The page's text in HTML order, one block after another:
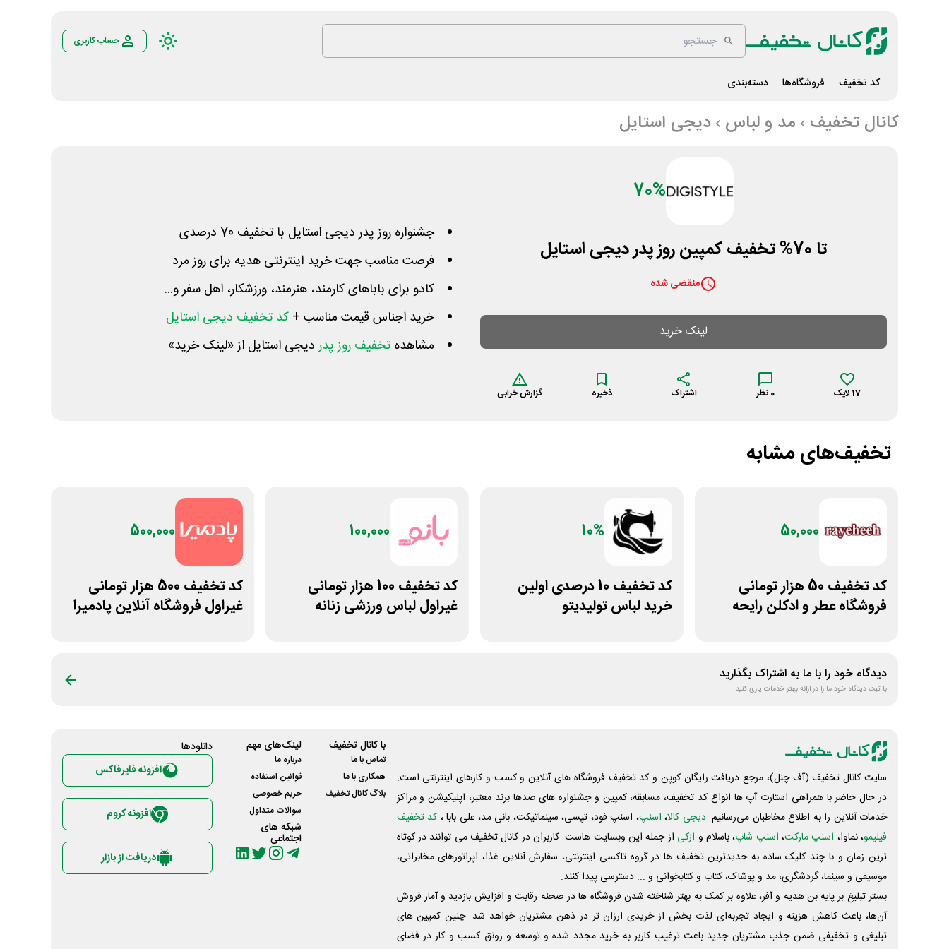
حساب کاربری
کد تخفیف فروشگاه‌ها دسته‌بندی
کانال تخفیف مد و لباس دیجی استایل
70%
تا 70% تخفیف کمپین روز پدر دیجی استایل
منقضی شده
لینک خرید
17 لایک 0 نظر اشتراک ذخیره گزارش خرابی
جشنواره روز پدر دیجی استایل با تخفیف 70 درصدی
فرصت مناسب جهت خرید اینترنتی هدیه برای روز مرد
کادو برای باباهای کارمند، هنرمند، ورزشکار، اهل سفر و...
خرید اجناس قیمت مناسب + کد تخفیف دیجی استایل
مشاهده تخفیف روز پدردیجی استایل از «لینک خرید»
تخفیف‌های مشابه
50,000
کد تخفیف 50 هزار تومانی
فروشگاه عطر و ادکلن رایحه
10%
کد تخفیف 10 درصدی اولین
خرید لباس تولیدیتو
100,000
کد تخفیف 100 هزار تومانی
غیراول لباس ورزشی زنانه
500,000
کد تخفیف 500 هزار تومانی
غیراول فروشگاه آنلاین پادمیرا
دیدگاه خود را با ما به اشتراک بگذارید
با ثبت دیدگاه خود ما را در ارائه بهتر خدمات یاری کنید
سایت کانال تخفیف (آف چنل)، مرجع دریافت رایگان کوپن و کد تخفیف فروشگاه های آنلاین و کسب و‌ کارهای اینترنتی است.
در حال حاضر با همراهی استارت آپ ها انواع کد تخفیف، مسابقه، کمپین و جشنواره های صدها برند معتبر، اپلیکیشن و مراکز
خدمات آنلاین را به اطلاع مخاطبان می‌رسانیم. دیجی کالا، اسنپ، اسنپ فود، تپسی، سینماتیکت، بانی مد، علی‌ بابا ، کد تخفیف
فیلیمو، نماوا، اسنپ مارکت، اسنپ شاپ، باسلام و ازکی از جمله این وبسایت ‌هاست. کاربران در کانال تخفیف می توانند در کوتاه
ترین زمان و با چند کلیک ساده به جدیدترین تخفیف ها در گروه تاکسی اینترنتی، سفارش آنلاین غذا، اپراتورهای مخابراتی،
موسیقی و سینما، گردشگری، مد و پوشاک، کتاب و کتابخوانی و ... دسترسی پیدا کنند.
بستر تبلیغ بر پایه بن هدیه و آفر، علاوه بر کمک به بهتر شناخته شدن فروشگاه ها در صحنه رقابت و افزایش بازدید و آمار فروش
آن‌ها، باعث کاهش هزینه و ایجاد تجربه‌ای لذت بخش از خریدی ارزان تر در ذهن مشتریان خواهد شد. چنین کمپین های
تبلیغی و تخفیفی ضمن جذب مشتریان جدید باعث ترغیب کاربر به خرید مجدد شده و توسعه و رونق کسب و کار در فضای
با کانال تخفیف
تماس با ما
همکاری با ما
بلاگ کانال تخفیف
لینک‌های مهم
درباره ما
قوانین استفاده
حریم خصوصی
سوالات متداول
شبکه های
اجتماعی
دانلود‌ها
افزونه فایرفاکس
افزونه کروم
دریافت از بازار